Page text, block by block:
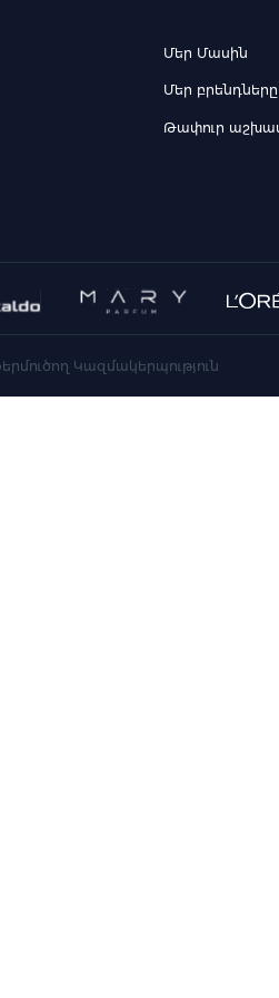
Մեր Մասին
Մեր բրենդները
Թափուր
Կազմակերպություն